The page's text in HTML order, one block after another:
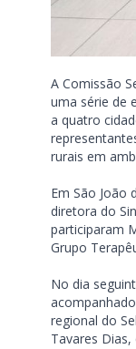
A Comissão
uma série de
a quatro
rurais em
Em São João
diretora do
participaram
Grupo
No dia
regional do
Tavares